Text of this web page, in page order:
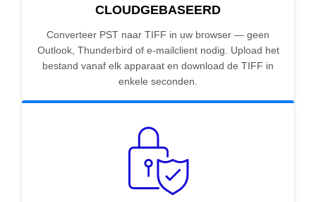
CLOUDGEBASEERD
Converteer PST naar TIFF in uw browser — geen
Outlook, Thunderbird of e-mailclient nodig. Upload het
bestand vanaf elk apparaat en download de TIFF in
enkele seconden.